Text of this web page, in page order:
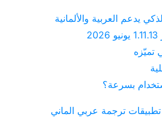
تميّزه
بسرعة؟
ترجمة عربي الماني